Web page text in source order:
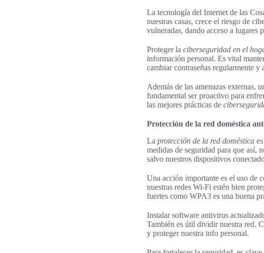
La tecnología del Internet de las
nuestras casas, crece el riesgo de
vulneradas, dando acceso a lugares
Proteger la ciberseguridad en el
información personal. Es vital
cambiar contraseñas regularmente
Además de las amenazas externas,
fundamental ser proactivo para
las mejores prácticas de
Protección de la red doméstica
La protección de la red doméstica
medidas de seguridad para que así,
salvo nuestros dispositivos
Una acción importante es el uso de
nuestras redes Wi-Fi estén bien
fuertes como WPA3 es una buena
Instalar software antivirus
También es útil dividir nuestra red.
y proteger nuestra info personal.